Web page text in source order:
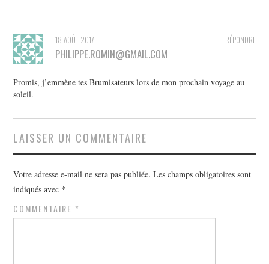
RÉPONDRE
18 AOÛT 2017
PHILIPPE.ROMIN@GMAIL.COM
Promis, j’emmène tes Brumisateurs lors de mon prochain voyage au
soleil.
LAISSER UN COMMENTAIRE
Votre adresse e-mail ne sera pas publiée. Les champs obligatoires sont
indiqués avec *
COMMENTAIRE *